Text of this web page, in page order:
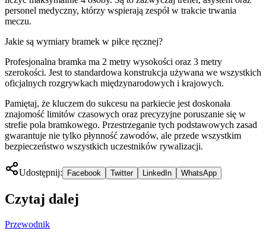
personel medyczny, którzy wspierają zespół w trakcie trwania
meczu.
Jakie są wymiary bramek w piłce ręcznej?
Profesjonalna bramka ma 2 metry wysokości oraz 3 metry
szerokości. Jest to standardowa konstrukcja używana we wszystkich
oficjalnych rozgrywkach międzynarodowych i krajowych.
Pamiętaj, że kluczem do sukcesu na parkiecie jest doskonała
znajomość limitów czasowych oraz precyzyjne poruszanie się w
strefie pola bramkowego. Przestrzeganie tych podstawowych zasad
gwarantuje nie tylko płynność zawodów, ale przede wszystkim
bezpieczeństwo wszystkich uczestników rywalizacji.
Udostępnij: Facebook Twitter LinkedIn WhatsApp
Czytaj dalej
Przewodnik